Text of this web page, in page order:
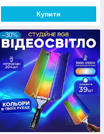
Купити
–30%